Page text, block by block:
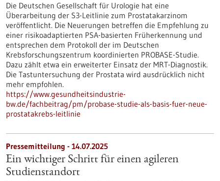
Die Deutschen Gesellschaft für Urologie hat eine
Überarbeitung der S3-Leitlinie zum Prostatakarzinom
veröffentlicht. Die Neuerungen betreffen die Empfehlung zu
einer risikoadaptierten PSA-basierten Früherkennung und
entsprechen dem Protokoll der im Deutschen
Krebsforschungszentrum koordinierten PROBASE-Studie.
Dazu zählt etwa ein erweiterter Einsatz der MRT-Diagnostik.
Die Tastuntersuchung der Prostata wird ausdrücklich nicht
mehr empfohlen.
https://www.gesundheitsindustrie-
bw.de/fachbeitrag/pm/probase-studie-als-basis-fuer-neue-
prostatakrebs-leitlinie
Pressemitteilung - 14.07.2025
Ein wichtiger Schritt für einen agileren
Studienstandort